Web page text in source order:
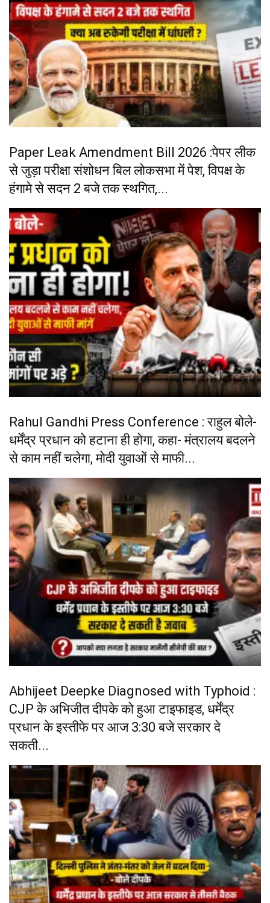
Paper Leak Amendment Bill 2026 :पेपर लीक
से जुड़ा परीक्षा संशोधन बिल लोकसभा में पेश, विपक्ष के
हंगामे से सदन 2 बजे तक स्थगित,...
Rahul Gandhi Press Conference : राहुल बोले-
धर्मेंद्र प्रधान को हटाना ही होगा, कहा- मंत्रालय बदलने
से काम नहीं चलेगा, मोदी युवाओं से माफी...
Abhijeet Deepke Diagnosed with Typhoid :
CJP के अभिजीत दीपके को हुआ टाइफाइड, धर्मेंद्र
प्रधान के इस्तीफे पर आज 3:30 बजे सरकार दे
सकती...